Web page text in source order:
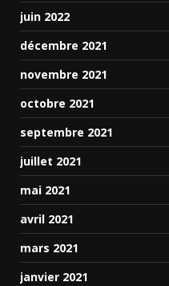
juin 2022
décembre 2021
novembre 2021
octobre 2021
septembre 2021
juillet 2021
mai 2021
avril 2021
mars 2021
janvier 2021